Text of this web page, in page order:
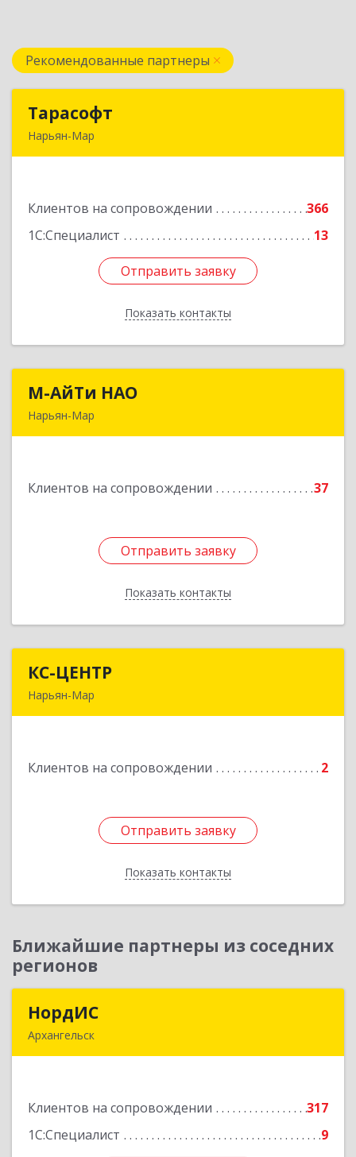
Рекомендованные партнеры
Тарасофт
Нарьян-Мар
Клиентов на сопровождении
366
1С:Специалист
13
Отправить заявку
Показать контакты
Подробнее
Отправить заявку
Назад
М-АйТи НАО
Нарьян-Мар
Клиентов на сопровождении 37
Отправить заявку
Показать контакты
Подробнее
Отправить заявку
Назад
КС-ЦЕНТР
Нарьян-Мар
Клиентов на сопровождении 2
Отправить заявку
Показать контакты
Отправить заявку
Назад
Ближайшие партнеры из соседних
регионов
НордИС
Архангельск
Клиентов на сопровождении
317
1С:Специалист
9
Подробнее